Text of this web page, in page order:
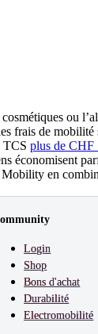
ou
frais de
TCS plus de CHF
économisent
en
Login
Shop
Bons d'achat
Durabilité
Electromobilité